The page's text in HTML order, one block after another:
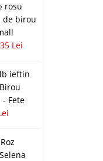
rosu
de birou
Lei
ieftin
Fete